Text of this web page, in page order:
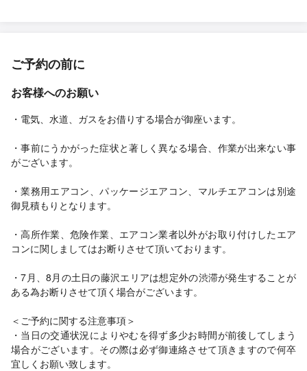
ご予約の前に
お客様へのお願い
・電気、水道、ガスをお借りする場合が御座います。
・事前にうかがった症状と著しく異なる場合、作業が出来ない事
がございます。
・業務用エアコン、パッケージエアコン、マルチエアコンは別途
御見積もりとなります。
・高所作業、危険作業、エアコン業者以外がお取り付けしたエア
コンに関しましてはお断りさせて頂いております。
・7月、8月の土日の藤沢エリアは想定外の渋滞が発生することが
ある為お断りさせて頂く場合がございます。
＜ご予約に関する注意事項＞
・当日の交通状況によりやむを得ず多少お時間が前後してしまう
場合がございます。その際は必ず御連絡させて頂きますので何卒
宜しくお願い致します。